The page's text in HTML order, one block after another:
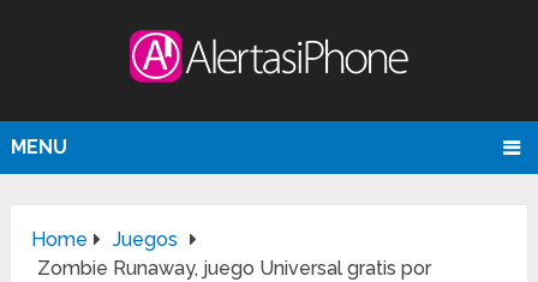
MENU
Home
Juegos
Zombie Runaway, juego Universal gratis por